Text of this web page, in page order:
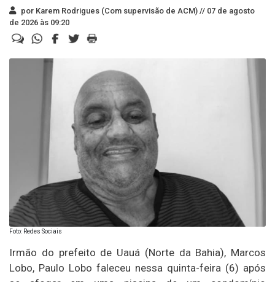
por Karem Rodrigues (Com supervisão de ACM) // 07 de agosto
de 2026 às 09:20
Foto: Redes Sociais
Irmão do prefeito de Uauá (Norte da Bahia), Marcos
Lobo, Paulo Lobo faleceu nessa quinta-feira (6) após